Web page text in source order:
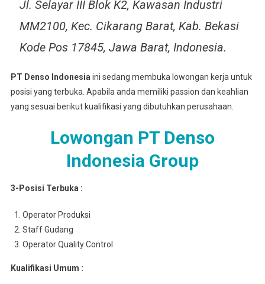
Jl. Selayar III Blok K2, Kawasan Industri
MM2100, Kec. Cikarang Barat, Kab. Bekasi
Kode Pos 17845, Jawa Barat, Indonesia.
PT Denso Indonesia ini sedang membuka lowongan kerja untuk
posisi yang terbuka. Apabila anda memiliki passion dan keahlian
yang sesuai berikut kualifikasi yang dibutuhkan perusahaan.
Lowongan PT Denso
Indonesia Group
3-Posisi Terbuka :
Operator Produksi
Staff Gudang
Operator Quality Control
Kualifikasi Umum :